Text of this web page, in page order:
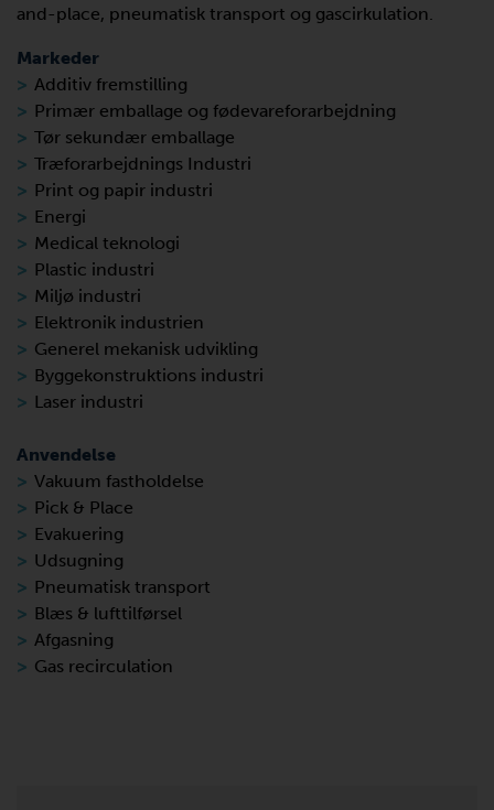
and-place, pneumatisk transport og gascirkulation.
Markeder
Additiv fremstilling
Primær emballage og fødevareforarbejdning
Tør sekundær emballage
Træforarbejdnings Industri
Print og papir industri
Energi
Medical teknologi
Plastic industri
Miljø industri
Elektronik industrien
Generel mekanisk udvikling
Byggekonstruktions industri
Laser industri
Anvendelse
Vakuum fastholdelse
Pick & Place
Evakuering
Udsugning
Pneumatisk transport
Blæs & lufttilførsel
Afgasning
Gas recirculation